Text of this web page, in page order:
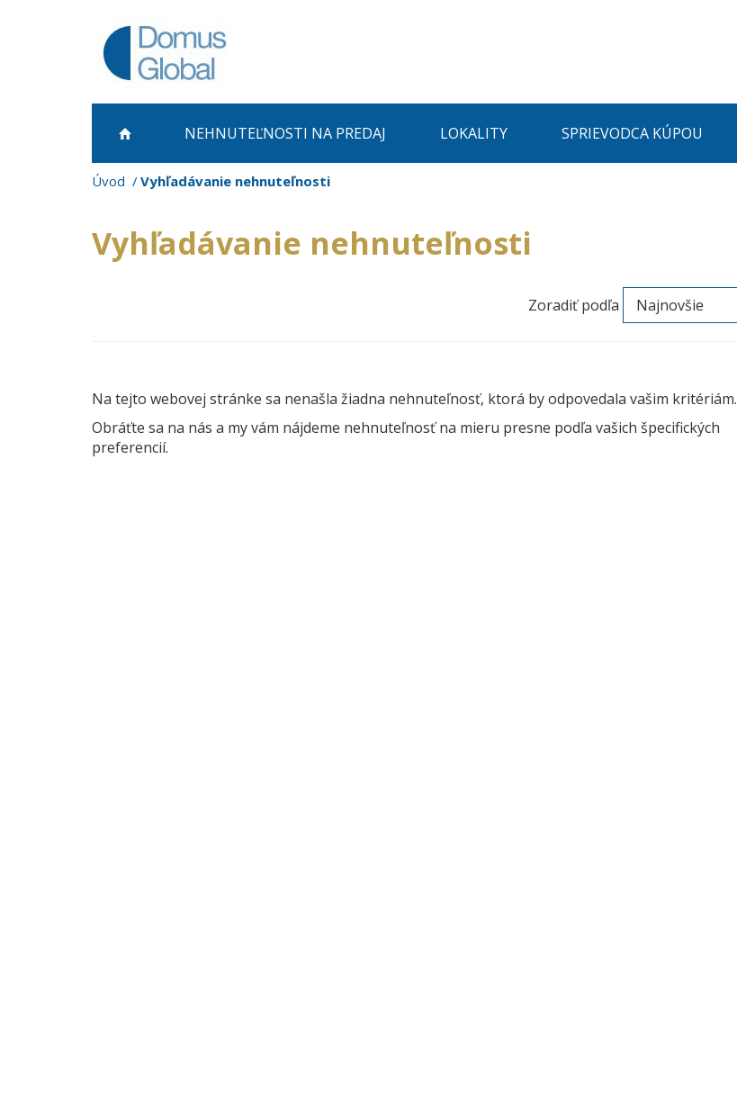
NEHNUTEĽNOSTI NA PREDAJ LOKALITY SPRIEVODCA KÚPOU
Úvod Vyhľadávanie nehnuteľnosti
Vyhľadávanie nehnuteľnosti
Zoradiť podľa
Na tejto webovej stránke sa nenašla žiadna nehnuteľnosť, ktorá by odpovedala vašim kritériám.
Obráťte sa na nás a my vám nájdeme nehnuteľnosť na mieru presne podľa vašich špecifických
preferencií.